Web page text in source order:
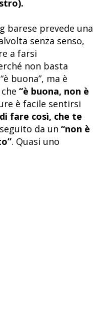
barese prevede una
senza senso,
a farsi
non basta
buona”, ma è
“è buona, non è
è facile sentirsi
fare così, che te
da un “non è
. Quasi uno